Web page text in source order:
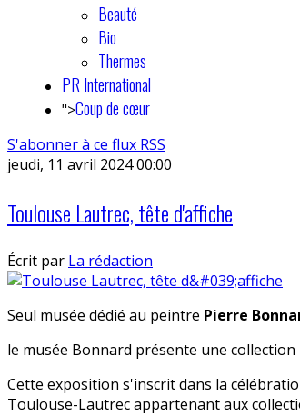
Beauté
Bio
Thermes
PR International
">Coup de cœur
S'abonner à ce flux RSS
jeudi, 11 avril 2024 00:00
Toulouse Lautrec, tête d'affiche
Écrit par La rédaction
Seul musée dédié au peintre Pierre
le musée Bonnard présente une
Cette exposition s'inscrit dans la
Toulouse-Lautrec appartenant aux